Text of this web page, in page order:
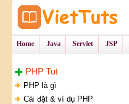
Home Java Servlet JSP
PHP Tut
PHP là gì
Cài đặt & ví dụ PHP